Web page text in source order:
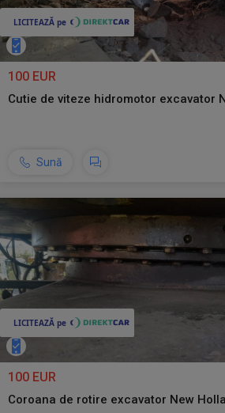
100 EUR
Cutie de viteze hidromotor excavator
Sună
100 EUR
Coroana de rotire excavator New